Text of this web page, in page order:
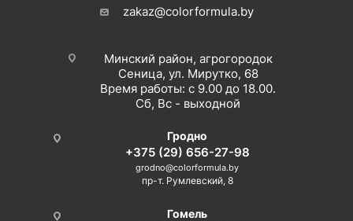
zakaz@colorformula.by
Минский район, агрогородок
Сеница, ул. Мирутко, 68
Время работы: с 9.00 до 18.00.
Сб, Вс - выходной
Гродно
+375 (29) 656-27-98
grodno@colorformula.by
пр-т. Румлевский, 8
Гомель